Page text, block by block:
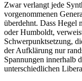
Zwar verlangt jede
vorgenommenen
überdehnt. Dass Hegel
oder Humboldt,
Schwerpunktsetzung,
der Aufklärung nur
Spannungen innerhalb
unterschiedlichen